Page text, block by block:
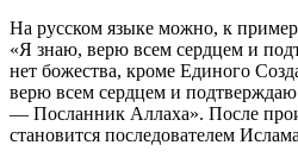
На русском языке можно, к
«Я знаю, верю всем сердцем и
нет божества, кроме Единого
верю всем сердцем и
— Посланник Аллаха». После
становится последователем